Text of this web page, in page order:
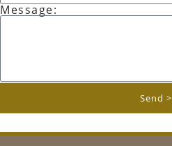
Message:
Send >